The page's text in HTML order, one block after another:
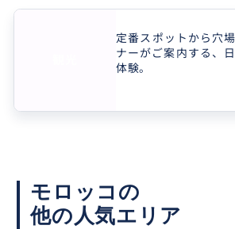
ーをお願いしました。 ...
定番スポットから穴
ナーがご案内する、
体験。
モロッコの
他の人気エリア